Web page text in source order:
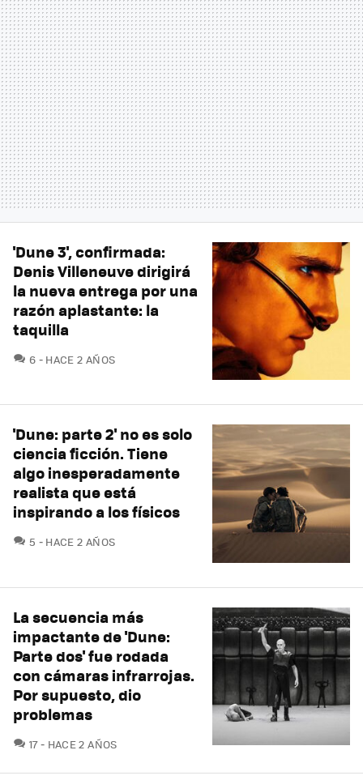
'Dune 3', confirmada:
Denis Villeneuve dirigirá
la nueva entrega por una
razón aplastante: la
taquilla
6 COMENTARIOS
HACE 2 AÑOS
'Dune: parte 2' no es solo
ciencia ficción. Tiene
algo inesperadamente
realista que está
inspirando a los físicos
5 COMENTARIOS
HACE 2 AÑOS
La secuencia más
impactante de 'Dune:
Parte dos' fue rodada
con cámaras infrarrojas.
Por supuesto, dio
problemas
17COMENTARIOS
HACE 2 AÑOS